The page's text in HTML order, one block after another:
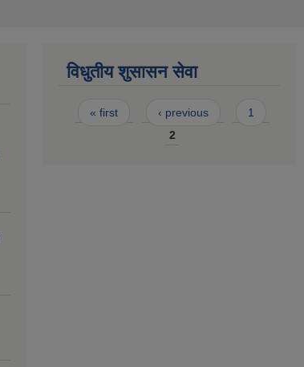
विधुतीय शुसासन सेवा
Pages
« first ‹ previous
1
2